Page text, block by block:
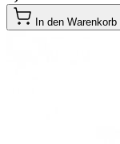
In den Warenkorb